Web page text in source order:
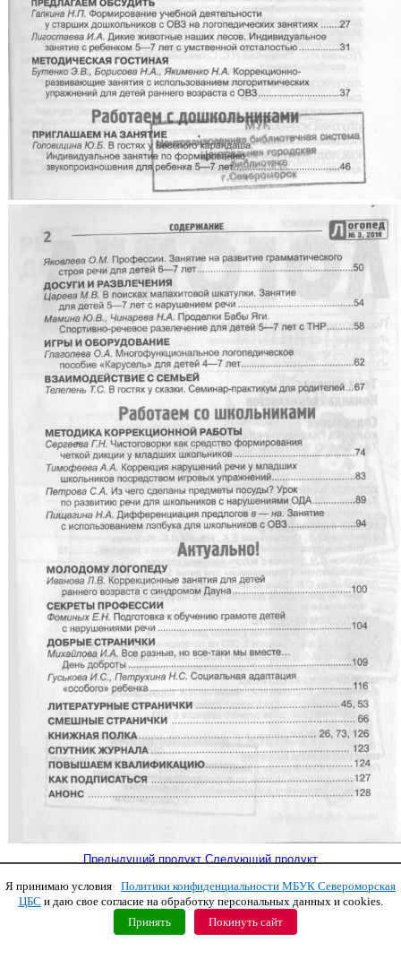
Предыдущий продукт Следующий продукт
Copyright © 2011 МБУК СЦБС
Я принимаю условия
Политики конфиденциальности МБУК Североморская
ЦБС и даю свое согласие на обработку персональных данных и cookies.
Принять
Покинуть сайт